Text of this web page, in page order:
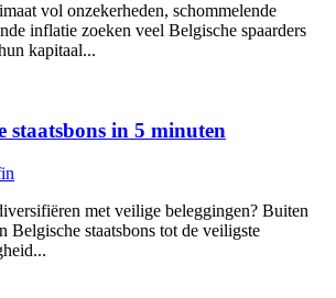
vol onzekerheden, schommelende
inflatie zoeken veel Belgische spaarders
kapitaal...
staatsbons in 5 minuten
met veilige beleggingen? Buiten
Belgische staatsbons tot de veiligste